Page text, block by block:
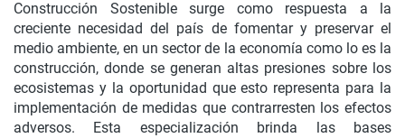
Construcción Sostenible surge como respuesta a la
creciente necesidad del país de fomentar y preservar el
medio ambiente, en un sector de la economía como lo es la
construcción, donde se generan altas presiones sobre los
ecosistemas y la oportunidad que esto representa para la
implementación de medidas que contrarresten los efectos
adversos. Esta especialización brinda las bases